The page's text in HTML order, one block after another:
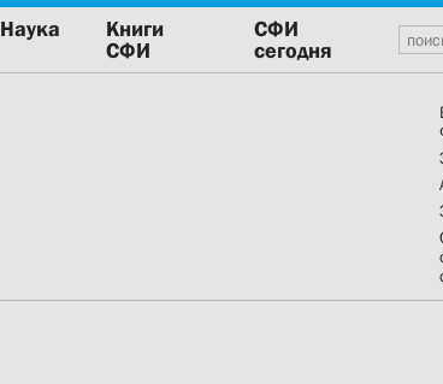
Наука
Книги
СФИ
СФИ
сегодня